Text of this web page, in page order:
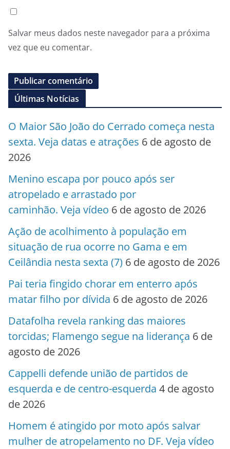
Salvar meus dados neste navegador para a próxima
vez que eu comentar.
Últimas Notícias
O Maior São João do Cerrado começa nesta
sexta. Veja datas e atrações 6 de agosto de
2026
Menino escapa por pouco após ser
atropelado e arrastado por
caminhão. Veja vídeo 6 de agosto de 2026
Ação de acolhimento à população em
situação de rua ocorre no Gama e em
Ceilândia nesta sexta (7) 6 de agosto de 2026
Pai teria fingido chorar em enterro após
matar filho por dívida 6 de agosto de 2026
Datafolha revela ranking das maiores
torcidas; Flamengo segue na liderança 6 de
agosto de 2026
Cappelli defende união de partidos de
esquerda e de centro-esquerda 4 de agosto
de 2026
Homem é atingido por moto após salvar
mulher de atropelamento no DF. Veja vídeo